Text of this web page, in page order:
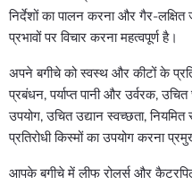
निर्देशों का पालन करना और गैर-
प्रभावों पर विचार करना महत्वपूर्ण है।
अपने बगीचे को स्वस्थ और कीटों के
प्रबंधन, पर्याप्त पानी और उर्वरक,
उपयोग, उचित उद्यान स्वच्छता,
प्रतिरोधी किस्मों का उपयोग करना
आपके बगीचे में लीफ रोलर्स और